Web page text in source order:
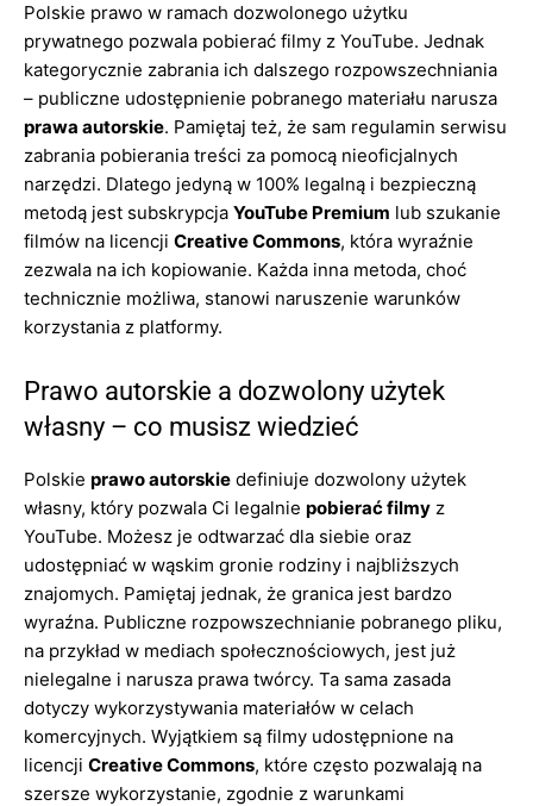
Polskie prawo w ramach dozwolonego użytku
prywatnego pozwala pobierać filmy z YouTube. Jednak
kategorycznie zabrania ich dalszego rozpowszechniania
– publiczne udostępnienie pobranego materiału narusza
prawa autorskie. Pamiętaj też, że sam regulamin serwisu
zabrania pobierania treści za pomocą nieoficjalnych
narzędzi. Dlatego jedyną w 100% legalną i bezpieczną
metodą jest subskrypcja YouTube Premium lub szukanie
filmów na licencji Creative Commons, która wyraźnie
zezwala na ich kopiowanie. Każda inna metoda, choć
technicznie możliwa, stanowi naruszenie warunków
korzystania z platformy.
Prawo autorskie a dozwolony użytek
własny – co musisz wiedzieć
Polskie prawo autorskie definiuje dozwolony użytek
własny, który pozwala Ci legalnie pobierać filmy z
YouTube. Możesz je odtwarzać dla siebie oraz
udostępniać w wąskim gronie rodziny i najbliższych
znajomych. Pamiętaj jednak, że granica jest bardzo
wyraźna. Publiczne rozpowszechnianie pobranego pliku,
na przykład w mediach społecznościowych, jest już
nielegalne i narusza prawa twórcy. Ta sama zasada
dotyczy wykorzystywania materiałów w celach
komercyjnych. Wyjątkiem są filmy udostępnione na
licencji Creative Commons, które często pozwalają na
szersze wykorzystanie, zgodnie z warunkami